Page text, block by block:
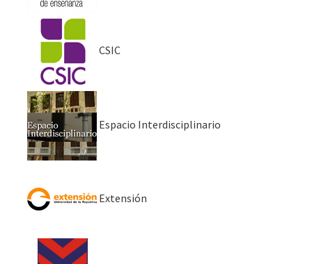
CSIC
Espacio Interdisciplinario
Extensión